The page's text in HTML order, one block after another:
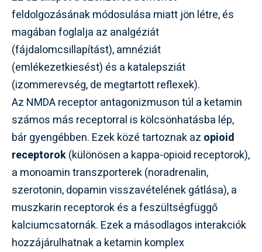
feldolgozásának módosulása miatt jön létre, és
magában foglalja az analgéziát
(fájdalomcsillapítást), amnéziát
(emlékezetkiesést) és a katalepsziát
(izommerevség, de megtartott reflexek).
Az NMDA receptor antagonizmuson túl a ketamin
számos más receptorral is kölcsönhatásba lép,
bár gyengébben. Ezek közé tartoznak az opioid
receptorok(különösen a kappa-opioid receptorok),
a monoamin transzporterek (noradrenalin,
szerotonin, dopamin visszavételének gátlása), a
muszkarin receptorok és a feszültségfüggő
kalciumcsatornák. Ezek a másodlagos interakciók
hozzájárulhatnak a ketamin komplex